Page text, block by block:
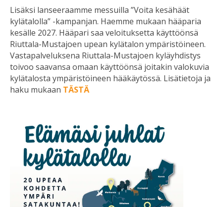
Lisäksi lanseeraamme messuilla ”Voita kesähäät
kylätalolla” -kampanjan. Haemme mukaan hääparia
kesälle 2027. Hääpari saa veloituksetta käyttöönsä
Riuttala-Mustajoen upean kylätalon ympäristöineen.
Vastapalveluksena Riuttala-Mustajoen kyläyhdistys
toivoo saavansa omaan käyttöönsä joitakin valokuvia
kylätalosta ympäristöineen hääkäytössä. Lisätietoja ja
haku mukaan TÄSTÄ